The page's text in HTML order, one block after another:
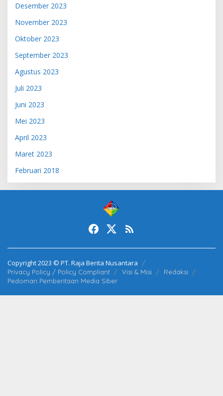
Desember 2023
November 2023
Oktober 2023
September 2023
Agustus 2023
Juli 2023
Juni 2023
Mei 2023
April 2023
Maret 2023
Februari 2018
Copyright 2023 © PT. Raja Berita Nusantara
Privacy Policy / Policy Compliant Visi & Misi
Redaksi
Pedoman Pemberitaan Media Siber